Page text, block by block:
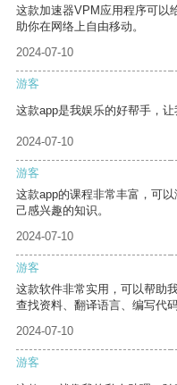
这款加速器VPM应用程序可以
助你在网络上自由移动。
2024-07-10
游客
这款app是我娱乐的好帮手，
2024-07-10
游客
这款app的课程非常丰富，可
己感兴趣的知识。
2024-07-10
游客
这款软件非常实用，可以帮助
查找资料、翻译语言、编写代码
2024-07-10
游客